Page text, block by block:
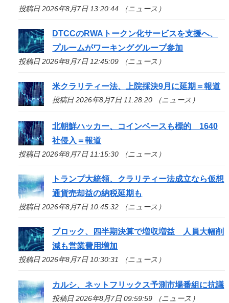
投稿日 2026年8月7日 13:20:44 （ニュース）
DTCCのRWAトークン化サービスを支援へ、
プルームがワーキンググループ参加
投稿日 2026年8月7日 12:45:09 （ニュース）
米クラリティー法、上院採決9月に延期＝報道
投稿日 2026年8月7日 11:28:20 （ニュース）
北朝鮮ハッカー、コインベースも標的 1640
社侵入＝報道
投稿日 2026年8月7日 11:15:30 （ニュース）
トランプ大統領、クラリティー法成立なら仮想
通貨売却益の納税延期も
投稿日 2026年8月7日 10:45:32 （ニュース）
ブロック、四半期決算で増収増益 人員大幅削
減も営業費用増加
投稿日 2026年8月7日 10:30:31 （ニュース）
カルシ、ネットフリックス予測市場番組に抗議
投稿日 2026年8月7日 09:59:59 （ニュース）